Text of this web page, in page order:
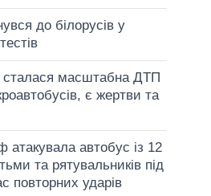
до білорусів у
масштабна ДТП
є жертви та
атакувала автобус із 12
та рятувальників під
повторних ударів